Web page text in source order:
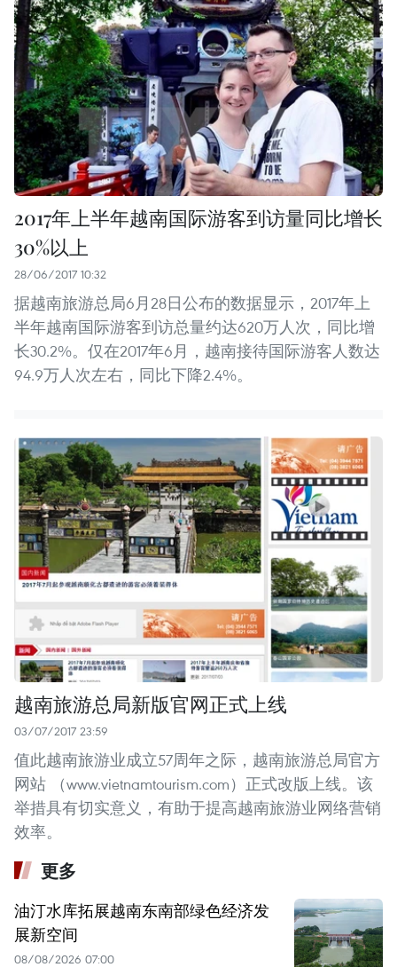
2017年上半年越南国际游客到访量同比增长
30%以上
28/06/2017 10:32
据越南旅游总局6月28日公布的数据显示，2017年上
半年越南国际游客到访总量约达620万人次，同比增
长30.2%。仅在2017年6月，越南接待国际游客人数达
94.9万人次左右，同比下降2.4%。
越南旅游总局新版官网正式上线
03/07/2017 23:59
值此越南旅游业成立57周年之际，越南旅游总局官方
网站 （www.vietnamtourism.com）正式改版上线。该
举措具有切实意义，有助于提高越南旅游业网络营销
效率。
更多
油汀水库拓展越南东南部绿色经济发
展新空间
08/08/2026 07:00